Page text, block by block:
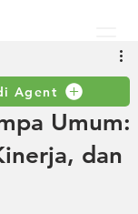
Agent
Umum:
dan